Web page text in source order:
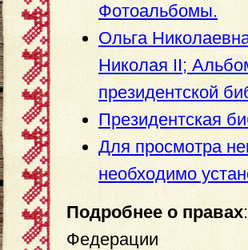
Фотоальбомы.
Ольга
Николая II;
президентской
Президентская
Для просмотра
необходимо
Подробнее о правах
Федерации